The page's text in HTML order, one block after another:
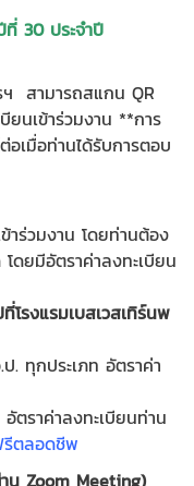
ที่ 30 ประจำปี
ฯ สามารถสแกน QR
ยนเข้าร่วมงาน **การ
เมื่อท่านได้รับการตอบ
วมงาน โดยท่านต้อง
ยมีอัตราค่าลงทะเบียน
ที่โรงแรมเบสเวสเทิร์นพ
ภท อัตราค่า
ทะเบียนท่าน
รีตลอดชีพ
น Zoom Meeting)